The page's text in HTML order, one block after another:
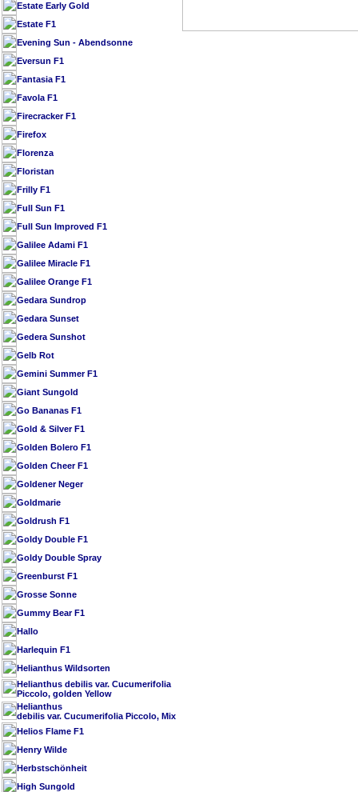
Estate Early Gold
Estate F1
Evening Sun - Abendsonne
Eversun F1
Fantasia F1
Favola F1
Firecracker F1
Firefox
Florenza
Floristan
Frilly F1
Full Sun F1
Full Sun Improved F1
Galilee Adami F1
Galilee Miracle F1
Galilee Orange F1
Gedara Sundrop
Gedara Sunset
Gedera Sunshot
Gelb Rot
Gemini Summer F1
Giant Sungold
Go Bananas F1
Gold & Silver F1
Golden Bolero F1
Golden Cheer F1
Goldener Neger
Goldmarie
Goldrush F1
Goldy Double F1
Goldy Double Spray
Greenburst F1
Grosse Sonne
Gummy Bear F1
Hallo
Harlequin F1
Helianthus Wildsorten
Helianthus debilis var. Cucumerifolia
Piccolo, golden Yellow
Helianthus
debilis var. Cucumerifolia Piccolo, Mix
Helios Flame F1
Henry Wilde
Herbstschönheit
High Sungold